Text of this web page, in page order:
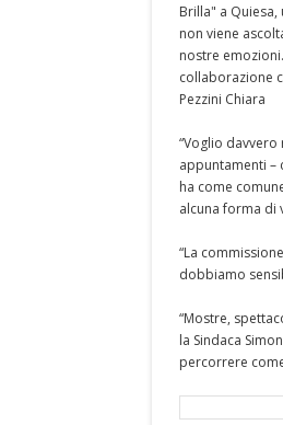
Brilla" a
non viene
nostre
collaborazione
Pezzini Chiara
“Voglio
appuntamenti –
ha come
alcuna forma di
“La
dobbiamo
“Mostre,
la Sindaca
percorrere